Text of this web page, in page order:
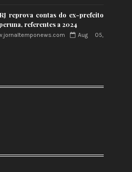
reprova contas do ex-prefeito
referentes a 2024
Aug 05,